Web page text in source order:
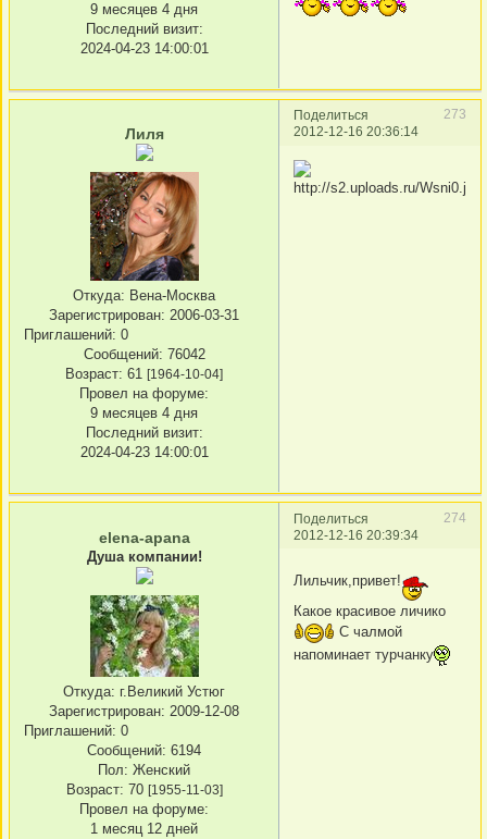
9 месяцев 4 дня
Последний визит:
2024-04-23 14:00:01
Поделиться
273
2012-12-16 20:36:14
Лиля
Откуда: Вена-Москва
Зарегистрирован: 2006-03-31
Приглашений: 0
Сообщений: 76042
Возраст: 61 [1964-10-04]
Провел на форуме:
9 месяцев 4 дня
Последний визит:
2024-04-23 14:00:01
Поделиться
274
2012-12-16 20:39:34
elena-apana
Душа компании!
Откуда: г.Великий Устюг
Зарегистрирован: 2009-12-08
Приглашений: 0
Сообщений: 6194
Пол: Женский
Возраст: 70 [1955-11-03]
Провел на форуме:
1 месяц 12 дней
Лильчик,привет!
Какое красивое личико
С чалмой
напоминает турчанку